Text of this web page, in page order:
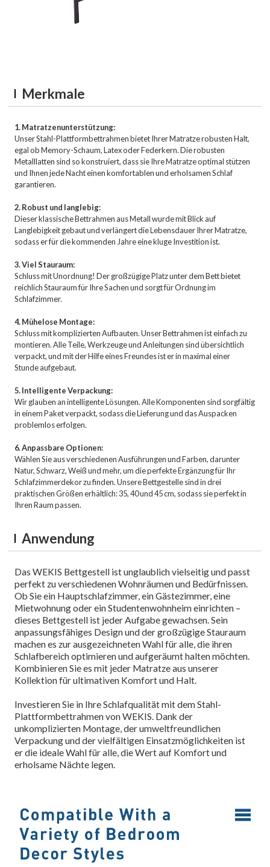
Merkmale
1. Matratzenunterstützung:
Unser Stahl-Plattformbettrahmen bietet Ihrer Matratze robusten Halt,
egal ob Memory-Schaum, Latex oder Federkern. Die robusten
Metalllatten sind so konstruiert, dass sie Ihre Matratze optimal stützen
und Ihnen jede Nacht einen komfortablen und erholsamen Schlaf
garantieren.
2. Robust und langlebig:
Dieser klassische Bettrahmen aus Metall wurde mit Blick auf
Langlebigkeit gebaut und verlängert die Lebensdauer Ihrer Matratze,
sodass er für die kommenden Jahre eine kluge Investition ist.
3. Viel Stauraum:
Schluss mit Unordnung! Der großzügige Platz unter dem Bett bietet
reichlich Stauraum für Ihre Sachen und sorgt für Ordnung im
Schlafzimmer.
4. Mühelose Montage:
Schluss mit komplizierten Aufbauten. Unser Bettrahmen ist einfach zu
montieren. Alle Teile, Werkzeuge und Anleitungen sind übersichtlich
verpackt, und mit der Hilfe eines Freundes ist er in maximal einer
Stunde aufgebaut.
5. Intelligente Verpackung:
Wir glauben an intelligente Lösungen. Alle Komponenten sind sorgfältig
in einem Paket verpackt, sodass die Lieferung und das Auspacken
problemlos erfolgen.
6. Anpassbare Optionen:
Wählen Sie aus verschiedenen Ausführungen und Farben, darunter
Natur, Schwarz, Weiß und mehr, um die perfekte Ergänzung für Ihr
Schlafzimmerdekor zu finden. Unsere Bettgestelle sind in drei
praktischen Größen erhältlich: 35, 40 und 45 cm, sodass sie perfekt in
Ihren Raum passen.
Anwendung
Das WEKIS Bettgestell ist unglaublich vielseitig und passt
perfekt zu verschiedenen Wohnräumen und Bedürfnissen.
Ob Sie ein Hauptschlafzimmer, ein Gästezimmer, eine
Mietwohnung oder ein Studentenwohnheim einrichten –
dieses Bettgestell ist jeder Aufgabe gewachsen. Sein
anpassungsfähiges Design und der großzügige Stauraum
machen es zur ausgezeichneten Wahl für alle, die ihren
Schlafbereich optimieren und aufgeräumt halten möchten.
Kombinieren Sie es mit jeder Matratze aus unserer
Kollektion für ultimativen Komfort und Halt.
Investieren Sie in Ihre Schlafqualität mit dem Stahl-
Plattformbettrahmen von WEKIS. Dank der
unkomplizierten Montage, der umweltfreundlichen
Verpackung und der vielfältigen Einsatzmöglichkeiten ist
er die ideale Wahl für alle, die Wert auf Komfort und
erholsame Nächte legen.